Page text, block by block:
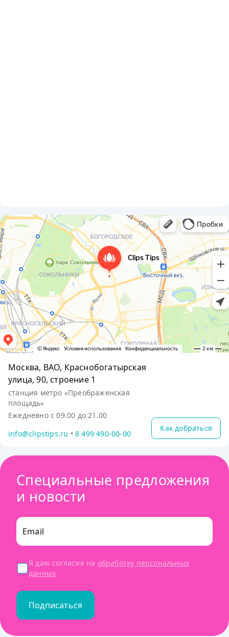
Москва, ВАО, Краснобогатырская
улица, 90, строение 1
станция метро «Преображенская
площадь»
Ежедневно с 09.00 до 21.00
info@clipstips.ru •8 499 490-00-00
Как добраться
Специальные предложения
и новости
Email
Я даю согласие на обработку персональных
данных
Подписаться